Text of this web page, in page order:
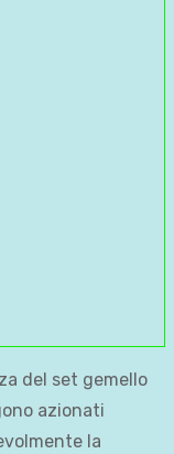
del set gemello
azionati
la